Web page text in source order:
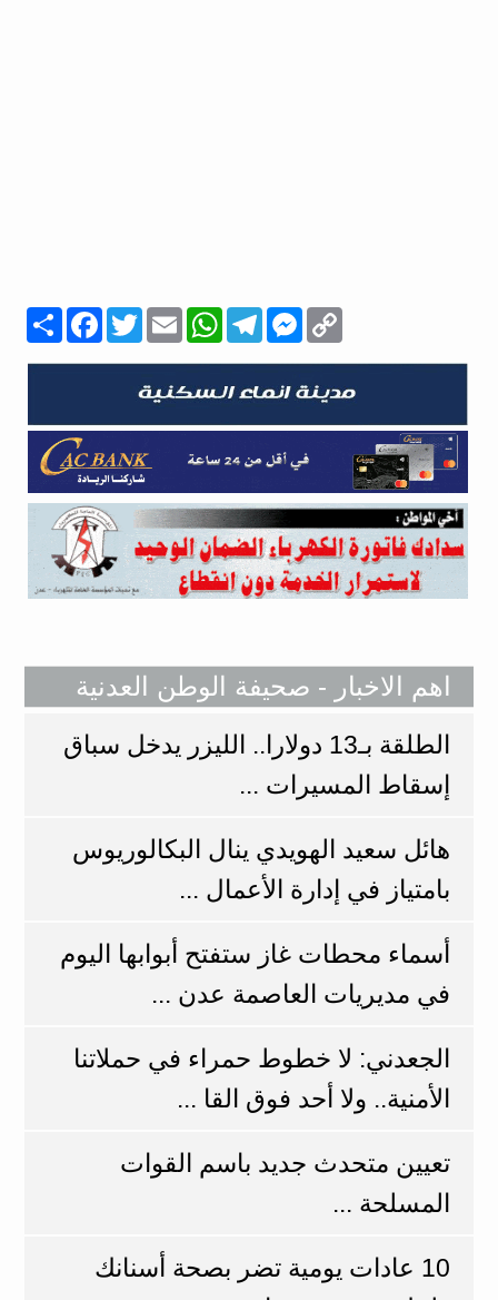
انشر
FacebookTwitterEmail
WhatsAppTelegram
MessengerCopy
Link
اهم الاخبار - صحيفة الوطن العدنية
الطلقة بـ13 دولارا.. الليزر يدخل سباق
إسقاط المسيرات ...
هائل سعيد الهويدي ينال البكالوريوس
بامتياز في إدارة الأعمال ...
أسماء محطات غاز ستفتح أبوابها اليوم
في مديريات العاصمة عدن ...
الجعدني: لا خطوط حمراء في حملاتنا
الأمنية.. ولا أحد فوق القا ...
تعيين متحدث جديد باسم القوات
المسلحة ...
10 عادات يومية تضر بصحة أسنانك